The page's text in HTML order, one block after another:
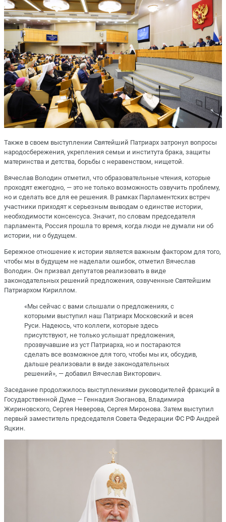
Также в своем выступлении Святейший Патриарх затронул вопросы
народосбережения, укрепления семьи и института брака, защиты
материнства и детства, борьбы с неравенством, нищетой.
Вячеслав Володин отметил, что образовательные чтения, которые
проходят ежегодно, — это не только возможность озвучить проблему,
но и сделать все для ее решения. В рамках Парламентских встреч
участники приходят к серьезным выводам о единстве истории,
необходимости консенсуса. Значит, по словам председателя
парламента, Россия прошла то время, когда люди не думали ни об
истории, ни о будущем.
Бережное отношение к истории является важным фактором для того,
чтобы мы в будущем не наделали ошибок, отметил Вячеслав
Володин. Он призвал депутатов реализовать в виде
законодательных решений предложения, озвученные Святейшим
Патриархом Кириллом.
«Мы сейчас с вами слышали о предложениях, с
которыми выступил наш Патриарх Московский и всея
Руси. Надеюсь, что коллеги, которые здесь
присутствуют, не только услышат предложения,
прозвучавшие из уст Патриарха, но и постараются
сделать все возможное для того, чтобы мы их, обсудив,
дальше реализовали в виде законодательных
решений», — добавил Вячеслав Викторович.
Заседание продолжилось выступлениями руководителей фракций в
Государственной Думе — Геннадия Зюганова, Владимира
Жириновского, Сергея Неверова, Сергея Миронова. Затем выступил
первый заместитель председателя Совета Федерации ФС РФ Андрей
Яцкин.